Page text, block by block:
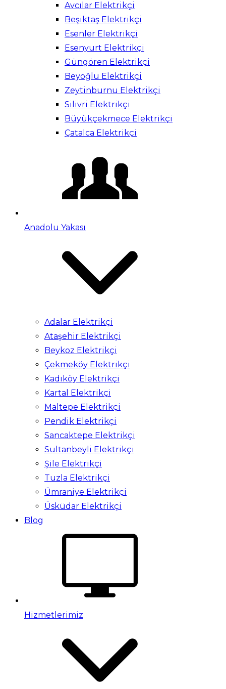
Avcılar Elektrikçi
Beşiktaş Elektrikçi
Esenler Elektrikçi
Esenyurt Elektrikçi
Güngören Elektrikçi
Beyoğlu Elektrikçi
Zeytinburnu Elektrikçi
Silivri Elektrikçi
Büyükçekmece Elektrikçi
Çatalca Elektrikçi
Anadolu Yakası
Adalar Elektrikçi
Ataşehir Elektrikçi
Beykoz Elektrikçi
Çekmeköy Elektrikçi
Kadıköy Elektrikçi
Kartal Elektrikçi
Maltepe Elektrikçi
Pendik Elektrikçi
Sancaktepe Elektrikçi
Sultanbeyli Elektrikçi
Şile Elektrikçi
Tuzla Elektrikçi
Ümraniye Elektrikçi
Üsküdar Elektrikçi
Blog
Hizmetlerimiz